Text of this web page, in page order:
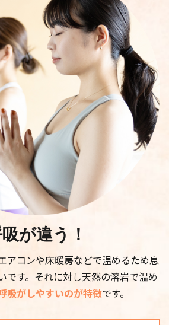
が違う！
アコンや床暖房などで温めるため息
です。それに対し天然の溶岩で温め
吸がしやすいのが特徴です。
した美脚のクラス。下半身の
よく筋力をつけることで、脚
みや歪みの改善に繋げて行き
あるしなやかなレッグラインを
筋力アップ、ヒップアップ等に
締め
体験予約する
グプ
日時
2026/08/13 13:00 -
13:45
には、ミネラルやバナジウ
ンなどの栄養素が含まれてい